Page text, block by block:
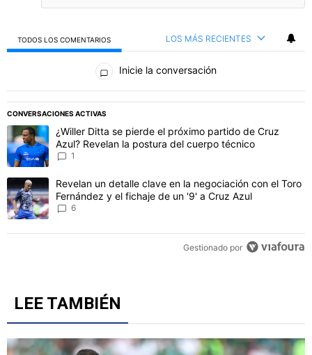
TODOS LOS COMENTARIOS LOS MÁS RECIENTES
Todos los comentarios
Inicie la conversación
CONVERSACIONES ACTIVAS
Este listado muestra los artículos con más comentarios en los
Un artículo de tendencia con el título "¿Willer Ditta se pierde el
¿Willer Ditta se pierde el próximo partido de Cruz
Azul? Revelan la postura del cuerpo técnico
Un artículo de tendencia con el título "Revelan un detalle clave
Revelan un detalle clave en la negociación con el Toro